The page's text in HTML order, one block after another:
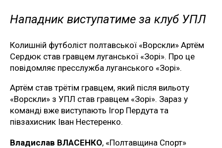
Нападник виступатиме за клуб УПЛ
Колишній футболіст полтавської «Ворскли» Артём
Сердюк став гравцем луганської «Зорі». Про це
повідомляє пресслужба луганського «Зорі».
Артём став трётім гравцем, який після вильоту
«Ворскли» з УПЛ став гравцем «Зорі». Зараз у
команді вже виступають Ігор Пердута та
півзахисник Іван Нестеренко.
Владислав ВЛАСЕНКО, «Полтавщина Спорт»